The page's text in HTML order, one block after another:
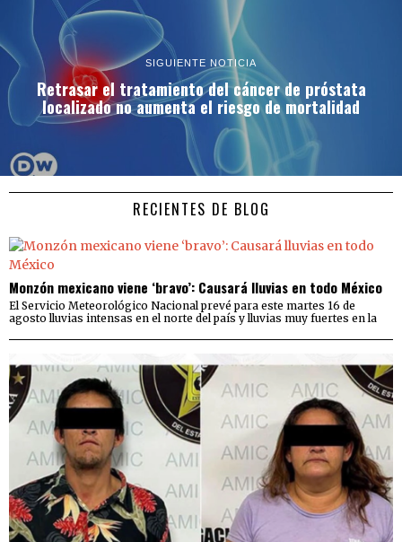
SIGUIENTE NOTICIA
Retrasar el tratamiento del cáncer de próstata
localizado no aumenta el riesgo de mortalidad
RECIENTES DE BLOG
Monzón mexicano viene ‘bravo’: Causará lluvias en todo México
El Servicio Meteorológico Nacional prevé para este martes 16 de
agosto lluvias intensas en el norte del país y lluvias muy fuertes en la